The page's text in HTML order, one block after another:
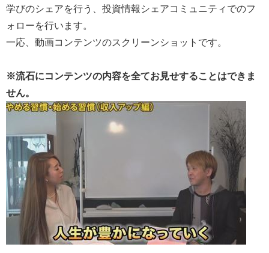
学びのシェアを行う、投資情報シェアコミュニティでのフ
ォローを行います。
一応、動画コンテンツのスクリーンショットです。
※流石にコンテンツの内容を全てお見せすることはできま
せん。